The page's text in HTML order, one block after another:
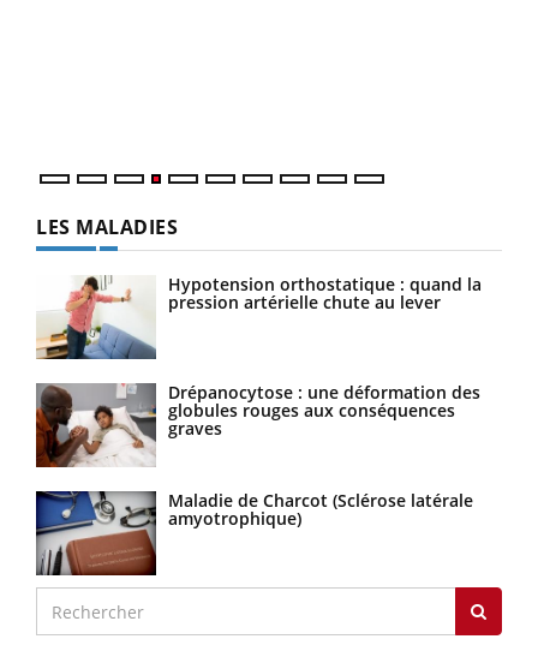
LES MALADIES
Hypotension orthostatique : quand la
pression artérielle chute au lever
Drépanocytose : une déformation des
globules rouges aux conséquences
graves
Maladie de Charcot (Sclérose latérale
amyotrophique)